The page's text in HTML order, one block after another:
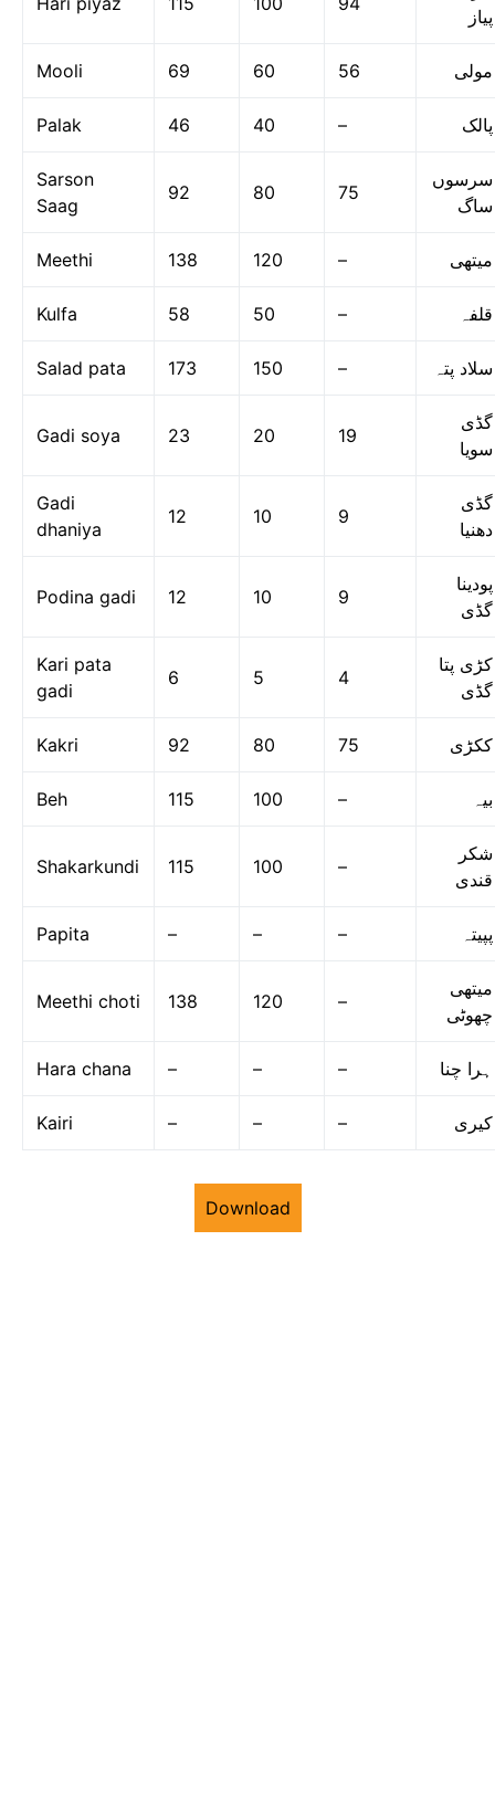
پیاز
Mooli 69 60 56 مولی
Palak 46 40 – پالک
Sarson
Saag
92 80 75
سرسوں
ساگ
Meethi 138 120 – میتھی
Kulfa 58 50 – قلفہ
Salad pata 173 150 – سلاد پتہ
Gadi soya 23 20 19
گڈی
سویا
Gadi
dhaniya
12 10 9
گڈی
دھنیا
Podina gadi 12 10 9
پودینا
گڈی
Kari pata
gadi
6 5 4
کڑی پتا
گڈی
Kakri 92 80 75 ککڑی
Beh 115 100 – بیہ
Shakarkundi 115 100 –
شکر
قندی
Papita – – – پپیتہ
Meethi choti 138 120 –
میتھی
چھوٹی
Hara chana – – – ہرا چنا
Kairi – – – کیری
Download